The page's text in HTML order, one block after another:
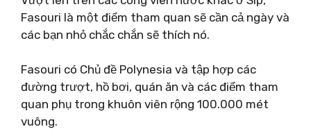
Fasouri là một điểm tham quan sẽ cần cả ngày và
các bạn nhỏ chắc chắn sẽ thích nó.
Fasouri có Chủ đề Polynesia và tập hợp các
đường trượt, hồ bơi, quán ăn và các điểm tham
quan phụ trong khuôn viên rộng 100.000 mét
vuông.